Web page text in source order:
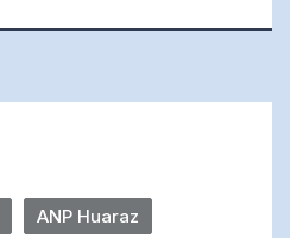
ANP Huaraz